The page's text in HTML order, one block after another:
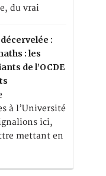
du vrai
:
: les
de l’OCDE
à l’Université
ici,
mettant en